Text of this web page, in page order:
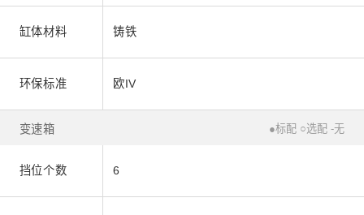
缸体材料 铸铁
环保标准 欧IV
变速箱 ●标配 ○选配 -无
挡位个数 6